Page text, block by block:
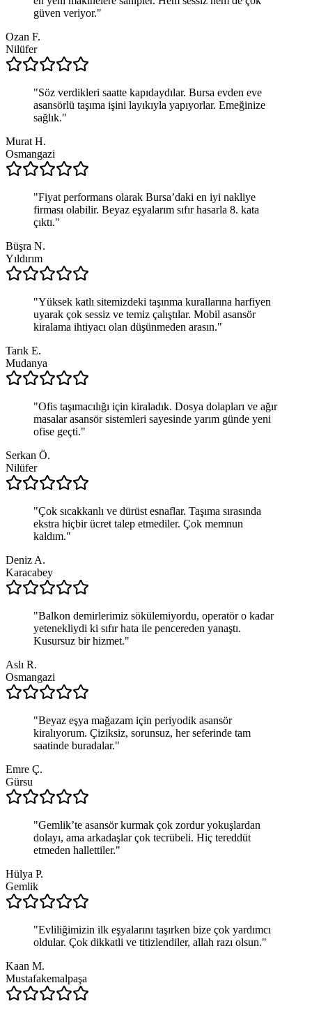
güven veriyor."
Ozan F.
Nilüfer
"Söz verdikleri saatte kapıdaydılar. Bursa evden eve
asansörlü taşıma işini layıkıyla yapıyorlar. Emeğinize
sağlık."
Murat H.
Osmangazi
"Fiyat performans olarak Bursa’daki en iyi nakliye
firması olabilir. Beyaz eşyalarım sıfır hasarla 8. kata
çıktı."
Büşra N.
Yıldırım
"Yüksek katlı sitemizdeki taşınma kurallarına harfiyen
uyarak çok sessiz ve temiz çalıştılar. Mobil asansör
kiralama ihtiyacı olan düşünmeden arasın."
Tarık E.
Mudanya
"Ofis taşımacılığı için kiraladık. Dosya dolapları ve ağır
masalar asansör sistemleri sayesinde yarım günde yeni
ofise geçti."
Serkan Ö.
Nilüfer
"Çok sıcakkanlı ve dürüst esnaflar. Taşıma sırasında
ekstra hiçbir ücret talep etmediler. Çok memnun
kaldım."
Deniz A.
Karacabey
"Balkon demirlerimiz sökülemiyordu, operatör o kadar
yetenekliydi ki sıfır hata ile pencereden yanaştı.
Kusursuz bir hizmet."
Aslı R.
Osmangazi
"Beyaz eşya mağazam için periyodik asansör
kiralıyorum. Çiziksiz, sorunsuz, her seferinde tam
saatinde buradalar."
Emre Ç.
Gürsu
"Gemlik’te asansör kurmak çok zordur yokuşlardan
dolayı, ama arkadaşlar çok tecrübeli. Hiç tereddüt
etmeden hallettiler."
Hülya P.
Gemlik
"Evliliğimizin ilk eşyalarını taşırken bize çok yardımcı
oldular. Çok dikkatli ve titizlendiler, allah razı olsun."
Kaan M.
Mustafakemalpaşa